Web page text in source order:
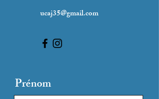
ucaj35@gmail.com
Prénom